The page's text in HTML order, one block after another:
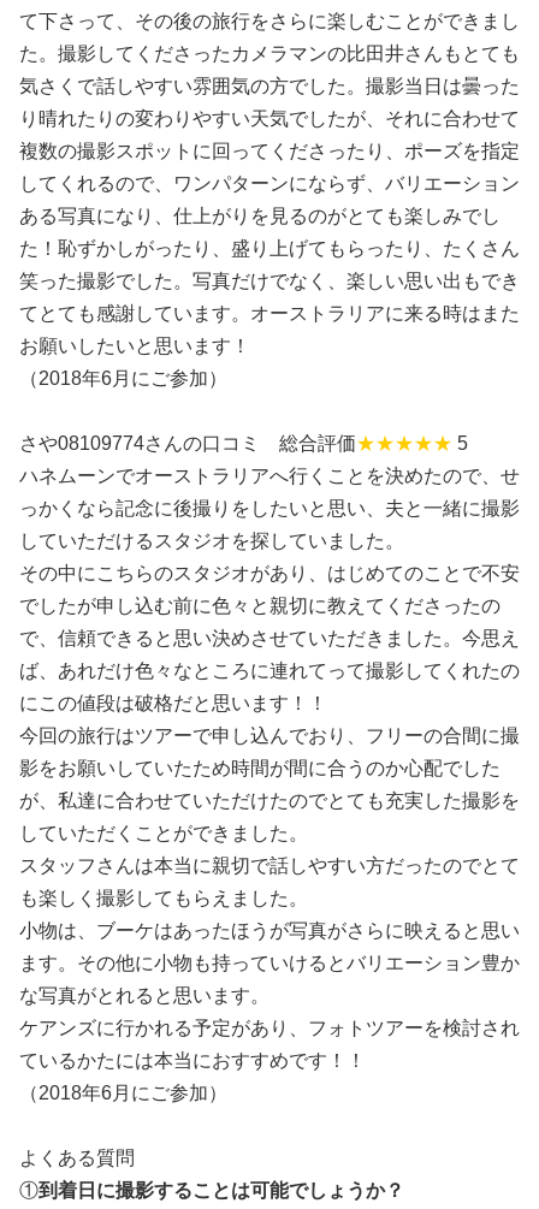
て下さって、その後の旅行をさらに楽しむことができまし
た。撮影してくださったカメラマンの比田井さんもとても
気さくで話しやすい雰囲気の方でした。撮影当日は曇った
り晴れたりの変わりやすい天気でしたが、それに合わせて
複数の撮影スポットに回ってくださったり、ポーズを指定
してくれるので、ワンパターンにならず、バリエーション
ある写真になり、仕上がりを見るのがとても楽しみでし
た！恥ずかしがったり、盛り上げてもらったり、たくさん
笑った撮影でした。写真だけでなく、楽しい思い出もでき
てとても感謝しています。オーストラリアに来る時はまた
お願いしたいと思います！
（2018年6月にご参加）
さや08109774さんの口コミ 総合評価★★★★★ 5
ハネムーンでオーストラリアへ行くことを決めたので、せ
っかくなら記念に後撮りをしたいと思い、夫と一緒に撮影
していただけるスタジオを探していました。
その中にこちらのスタジオがあり、はじめてのことで不安
でしたが申し込む前に色々と親切に教えてくださったの
で、信頼できると思い決めさせていただきました。今思え
ば、あれだけ色々なところに連れてって撮影してくれたの
にこの値段は破格だと思います！！
今回の旅行はツアーで申し込んでおり、フリーの合間に撮
影をお願いしていたため時間が間に合うのか心配でした
が、私達に合わせていただけたのでとても充実した撮影を
していただくことができました。
スタッフさんは本当に親切で話しやすい方だったのでとて
も楽しく撮影してもらえました。
小物は、ブーケはあったほうが写真がさらに映えると思い
ます。その他に小物も持っていけるとバリエーション豊か
な写真がとれると思います。
ケアンズに行かれる予定があり、フォトツアーを検討され
ているかたには本当におすすめです！！
（2018年6月にご参加）
よくある質問
①到着日に撮影することは可能でしょうか？